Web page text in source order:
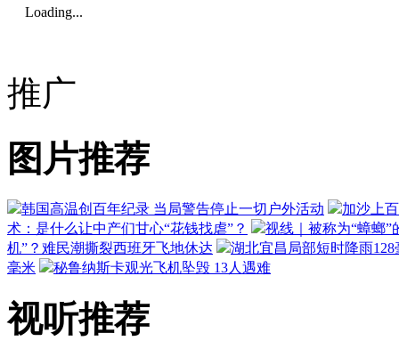
Loading...
推广
图片推荐
韩国高温创百年纪录 当局警告停止一切户外活动
加沙上
术：是什么让中产们甘心“花钱找虐”？
视线｜被称为“蟑螂
机”？难民潮撕裂西班牙飞地休达
湖北宜昌局部短时降雨
毫米
秘鲁纳斯卡观光飞机坠毁 13人遇难
视听推荐